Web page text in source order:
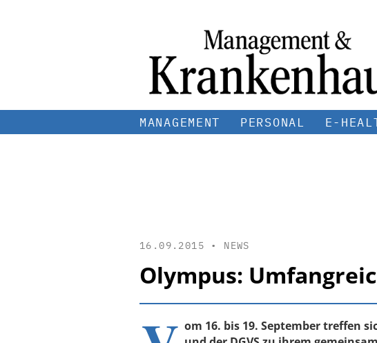
MANAGEMENT PERSONAL E-
16.09.2015 • NEWS
Olympus:
om 16. bis 19. September treffen